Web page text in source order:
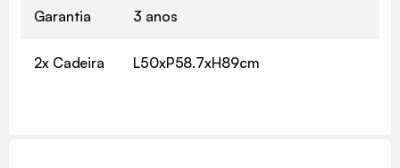
Garantia 3 anos
2x Cadeira L50xP58.7xH89cm